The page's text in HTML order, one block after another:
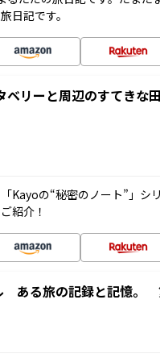
日記です。
ベリーと周辺のすてきな
Kayoの“秘密のノート”」シ
紹介！
ある旅の記録と記憶。